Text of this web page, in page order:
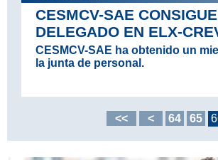
CESMCV-SAE
DELEGADO EN ELX-
CESMCV-SAE ha obtenido un
la junta de personal.
<< < 64 65